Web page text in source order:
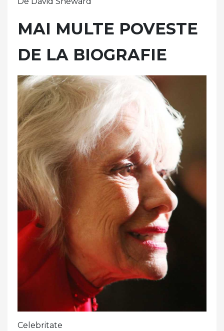
MAI MULTE POVESTE
DE LA BIOGRAFIE
Celebritate